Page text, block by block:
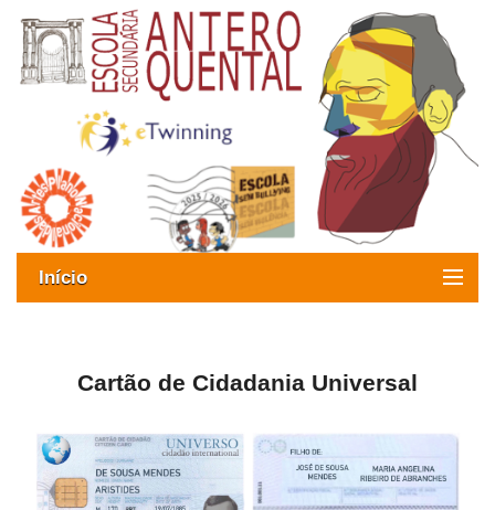
Início
Oferta formativa
ESAQ sem Bullying
Cartão de Cidadania Universal